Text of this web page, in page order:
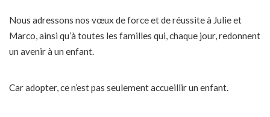
Nous adressons nos vœux de force et de réussite à Julie et
Marco, ainsi qu’à toutes les familles qui, chaque jour, redonnent
un avenir à un enfant.
Car adopter, ce n’est pas seulement accueillir un enfant.